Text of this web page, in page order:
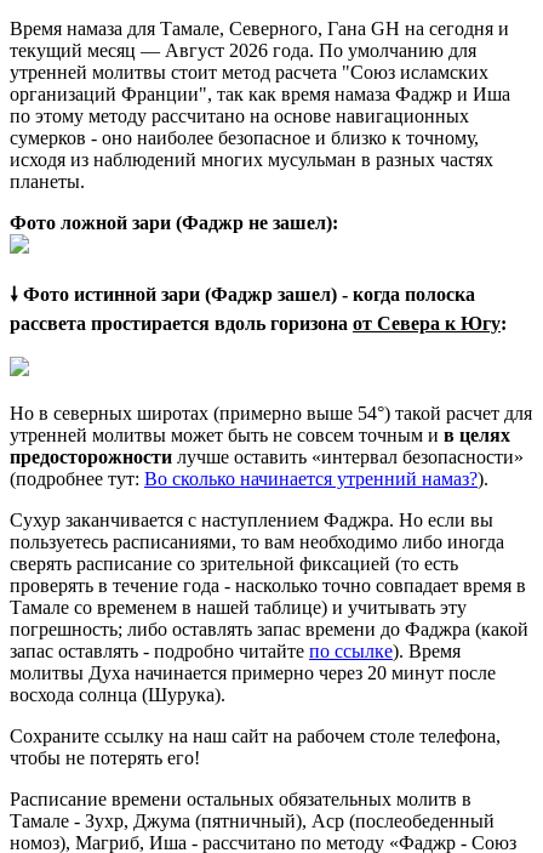
Время намаза для Тамале, Северного, Гана GH на сегодня и
текущий месяц — Август 2026 года. По умолчанию для
утренней молитвы стоит метод расчета "Союз исламских
организаций Франции", так как время намаза Фаджр и Иша
по этому методу рассчитано на основе навигационных
сумерков - оно наиболее безопасное и близко к точному,
исходя из наблюдений многих мусульман в разных частях
планеты.
Фото ложной зари (Фаджр не зашел):
🠗 Фото истинной зари (Фаджр зашел) - когда полоска
рассвета простирается вдоль горизона от Севера к Югу:
Но в северных широтах (примерно выше 54°) такой расчет для
утренней молитвы может быть не совсем точным и в целях
предосторожности лучше оставить «интервал безопасности»
(подробнее тут: Во сколько начинается утренний намаз?).
Сухур заканчивается с наступлением Фаджра. Но если вы
пользуетесь расписаниями, то вам необходимо либо иногда
сверять расписание со зрительной фиксацией (то есть
проверять в течение года - насколько точно совпадает время в
Тамале со временем в нашей таблице) и учитывать эту
погрешность; либо оставлять запас времени до Фаджра (какой
запас оставлять - подробно читайте по ссылке). Время
молитвы Духа начинается примерно через 20 минут после
восхода солнца (Шурука).
Сохраните ссылку на наш сайт на рабочем столе телефона,
чтобы не потерять его!
Расписание времени остальных обязательных молитв в
Тамале - Зухр, Джума (пятничный), Аср (послеобеденный
номоз), Магриб, Иша - рассчитано по методу «Фаджр - Союз